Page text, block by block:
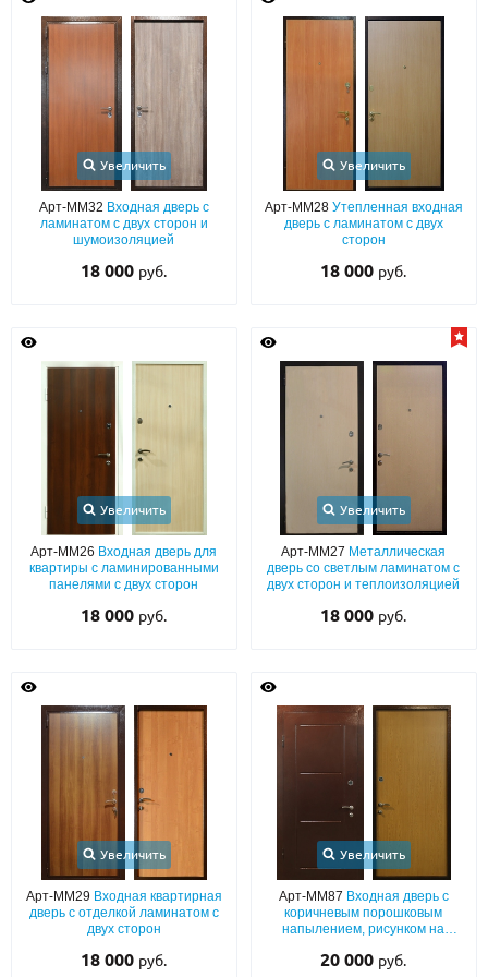
С реечным дизайном
ПО НАЗНАЧЕНИЮ
ПО ОСОБЕННОСТЯМ
Популярные двери
Двери со скидкой
ОПЛАТА
КОНТАКТЫ
НАЙТИ:
ПН-СБ - с 9:00 до 21:00, ВС - до 19:00
+7 (495) 411-44-41
INFO@META-M.RU
Каталог Распродажа Как купить
Записаться на замер
Увеличить
Арт-ММ32 Входная дверь с
ламинатом с двух сторон и
шумоизоляцией
18 000 руб.
Увеличить
Арт-ММ28 Утепленная входная
дверь с ламинатом с двух
сторон
18 000 руб.
Увеличить
Арт-ММ26 Входная дверь для
квартиры с ламинированными
панелями с двух сторон
18 000 руб.
Увеличить
Арт-ММ27 Металлическая
дверь со светлым ламинатом с
двух сторон и теплоизоляцией
18 000 руб.
Увеличить
Арт-ММ29 Входная квартирная
дверь с отделкой ламинатом с
двух сторон
18 000 руб.
Увеличить
Арт-ММ87 Входная дверь с
коричневым порошковым
напылением, рисунком на
звукоизоляцией)
20 000 руб.